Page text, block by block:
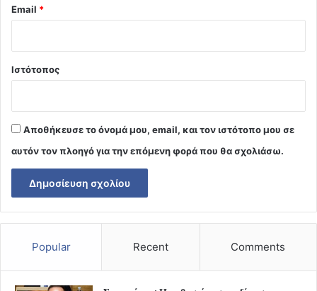
Email *
Ιστότοπος
Αποθήκευσε το όνομά μου, email, και τον ιστότοπο μου σε
αυτόν τον πλοηγό για την επόμενη φορά που θα σχολιάσω.
Popular Recent Comments